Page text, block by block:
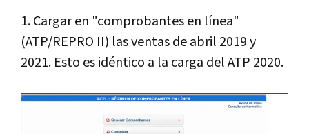
1. Cargar en "comprobantes en línea"
(ATP/REPRO II) las ventas de abril 2019 y
2021. Esto es idéntico a la carga del ATP 2020.